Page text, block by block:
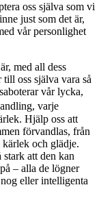
oss själva som vi
just som det är,
vår personlighet
med all dess
oss själva vara så
vår lycka,
varje
Hjälp oss att
förvandlas, från
och glädje.
att den kan
– alla de lögner
eller intelligenta